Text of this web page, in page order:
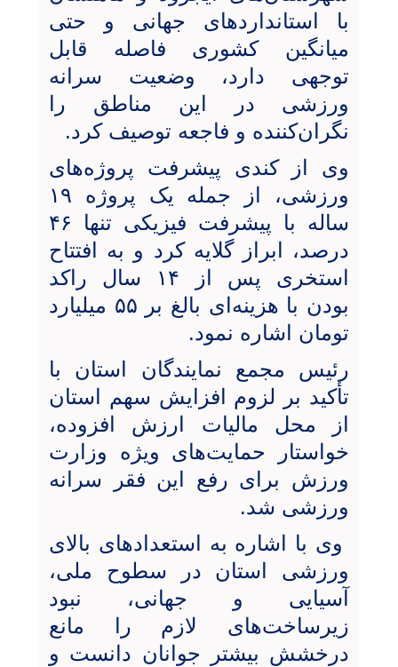
با استانداردهای جهانی و حتی
میانگین کشوری فاصله قابل
توجهی دارد، وضعیت سرانه
ورزشی در این مناطق را
نگران‌کننده و فاجعه توصیف کرد.
وی از کندی پیشرفت پروژه‌های
ورزشی، از جمله یک پروژه ۱۹
ساله با پیشرفت فیزیکی تنها ۴۶
درصد، ابراز گلایه کرد و به افتتاح
استخری پس از ۱۴ سال راکد
بودن با هزینه‌ای بالغ بر ۵۵ میلیارد
تومان اشاره نمود.
رئیس مجمع نمایندگان استان با
تأکید بر لزوم افزایش سهم استان
از محل مالیات ارزش افزوده،
خواستار حمایت‌های ویژه وزارت
ورزش برای رفع این فقر سرانه
ورزشی شد.
وی با اشاره به استعدادهای بالای
ورزشی استان در سطوح ملی،
آسیایی و جهانی، نبود
زیرساخت‌های لازم را مانع
درخشش بیشتر جوانان دانست و